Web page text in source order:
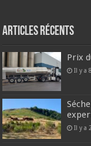
Articles récents
Prix
Il y a
Il y a